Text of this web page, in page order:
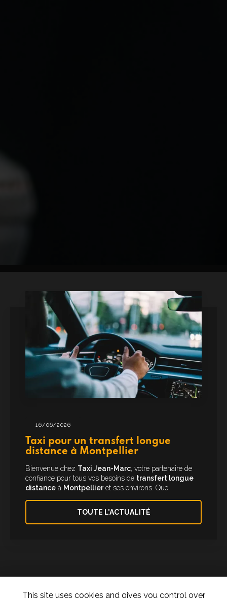
16/06/2026
Taxi pour un transfert longue
distance à Montpellier
Bienvenue chez Taxi Jean-Marc, votre partenaire de
confiance pour tous vos besoins de transfert longue
distance à Montpellieret ses environs. Que…
TOUTE L'ACTUALITÉ
This site uses cookies and gives you control over